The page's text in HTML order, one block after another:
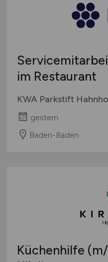
im Restaurant
KWA Parkstift
gestern
Baden-Baden
Küchenhilfe